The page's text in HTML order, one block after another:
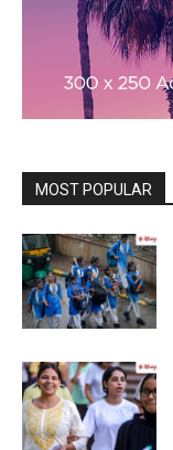
MOST POPULAR